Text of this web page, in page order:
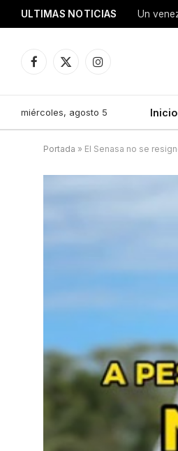
ULTIMAS NOTICIAS Un
Facebook
X
Instagram
miércoles, agosto 5 Inicio
Portada » El Senasa no se